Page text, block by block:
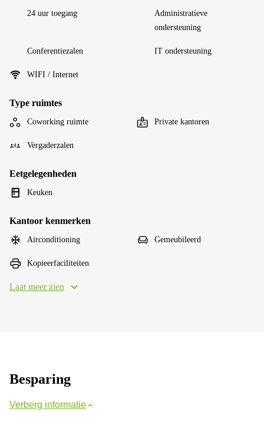
24 uur toegang
Administratieve
ondersteuning
Conferentiezalen IT ondersteuning
WIFI / Internet
Type ruimtes
Coworking ruimte Private kantoren
Vergaderzalen
Eetgelegenheden
Keuken
Kantoor kenmerken
Airconditioning Gemeubileerd
Kopieerfaciliteiten
Laat meer zien
Besparing
Verberg informatie